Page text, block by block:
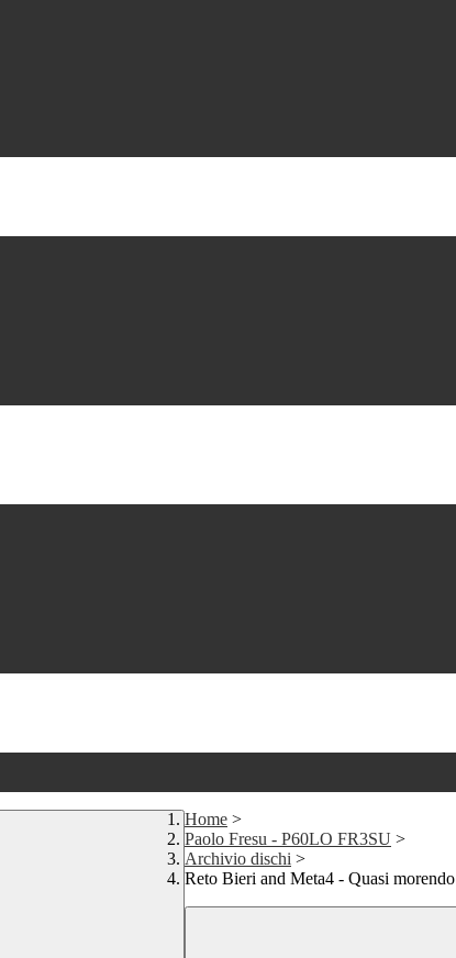
Home >
Paolo Fresu - P60LO FR3SU >
Archivio dischi >
Reto Bieri and Meta4 - Quasi morendo